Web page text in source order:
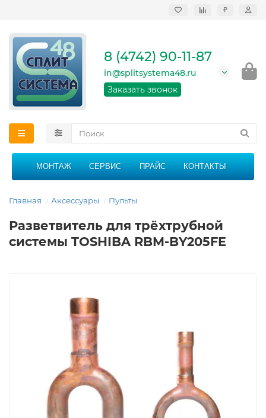
₽
кондиционеров в
области
График работы: 9:00 -
21:00 без перерыва и
8 (4742) 90-11-87
in@splitsystema48.ru
Заказать звонок
МОНТАЖ СЕРВИС ПРАЙС КОНТАКТЫ
Главная Аксессуары Пульты
Разветвитель для трёхтрубной
системы TOSHIBA RBM-BY205FE